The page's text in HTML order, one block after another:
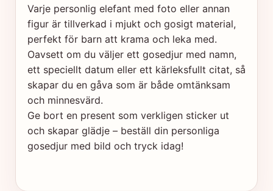
Varje personlig elefant med foto eller annan
figur är tillverkad i mjukt och gosigt material,
perfekt för barn att krama och leka med.
Oavsett om du väljer ett gosedjur med namn,
ett speciellt datum eller ett kärleksfullt citat, så
skapar du en gåva som är både omtänksam
och minnesvärd.
Ge bort en present som verkligen sticker ut
och skapar glädje – beställ din personliga
gosedjur med bild och tryck idag!